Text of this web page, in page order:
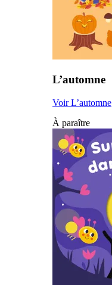
L’automne
Voir L’automne
À paraître